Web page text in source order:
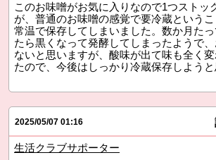
このお味噌がお気に入りなので1つストッ
が、普通のお味噌の感覚で要冷蔵というこ
常温で保存してしまいました。数か月た
たら黒くなって発酵してしまったようで
ないと思いますが、酸味が出て味も全く
たので、今後はしっかり冷蔵保存しようと
2025/05/07 01:16
生活クラブサポーター